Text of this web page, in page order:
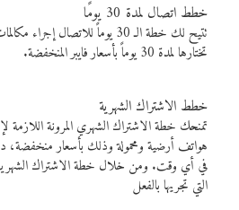
خطط اتصال لمدة 30 يومًا
تتيح لك خطة الـ 30 يوماً للاتصال
تختارها لمدة 30 يوماً بأسعار فايبر المنخفضة.
خطط الاشتراك الشهرية
تمنحك خطة الاشتراك الشهري المرونة اللازمة
هواتف أرضية ومحمولة وذلك بأسعار
في أي وقت. ومن خلال خطة الاشتراك الشهرية،
التي تجريها بالفعل